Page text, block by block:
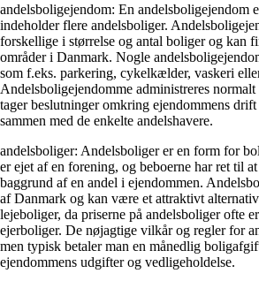
andelsboligejendom: En andelsboligejendom
indeholder flere andelsboliger.
forskellige i størrelse og antal boliger og kan
områder i Danmark. Nogle
som f.eks. parkering, cykelkælder, vaskeri
Andelsboligejendomme administreres normalt
tager beslutninger omkring ejendommens
sammen med de enkelte andelshavere.
andelsboliger: Andelsboliger er en form for
er ejet af en forening, og beboerne har ret til
baggrund af en andel i ejendommen.
af Danmark og kan være et attraktivt
lejeboliger, da priserne på andelsboliger ofte
ejerboliger. De nøjagtige vilkår og regler for
men typisk betaler man en månedlig
ejendommens udgifter og vedligeholdelse.